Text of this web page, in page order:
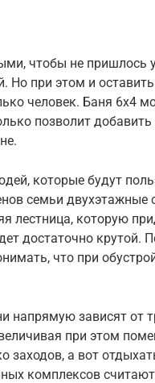
чтобы не пришлось
Но при этом и
человек. Баня 6х4
позволит добавить
которые будут
семьи двухэтажные
лестница, которую
достаточно крутой.
что при
напрямую зависят от
при этом
заходов, а вот
комплексов